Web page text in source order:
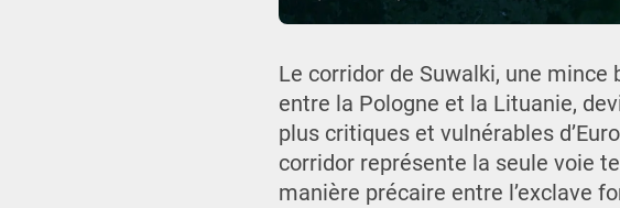
Le corridor de Suwalki, une mince
entre la Pologne et la Lituanie,
plus critiques et vulnérables
corridor représente la seule voie
manière précaire entre l’exclave